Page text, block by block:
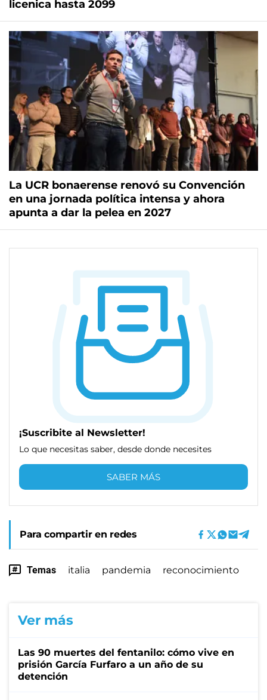
licenica hasta 2099
La UCR bonaerense renovó su Convención
en una jornada política intensa y ahora
apunta a dar la pelea en 2027
¡Suscribite al Newsletter!
Lo que necesitas saber, desde donde necesites
SABER MÁS
Para compartir en redes
Temas italia pandemia reconocimiento
Ver más
Las 90 muertes del fentanilo: cómo vive en
prisión García Furfaro a un año de su
detención